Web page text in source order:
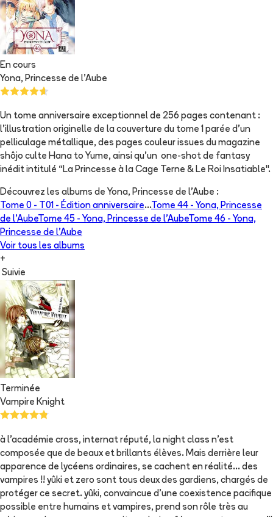
En cours
Yona, Princesse de l'Aube
Un tome anniversaire exceptionnel de 256 pages contenant :
l’illustration originelle de la couverture du tome 1 parée d’un
pelliculage métallique, des pages couleur issues du magazine
shôjo culte Hana to Yume, ainsi qu'un one-shot de fantasy
inédit intitulé “La Princesse à la Cage Terne & Le Roi Insatiable".
Découvrez les albums de Yona, Princesse de l'Aube :
Tome 0 - T01 - Édition anniversaire...Tome 44 - Yona, Princesse
de l'AubeTome 45 - Yona, Princesse de l'AubeTome 46 - Yona,
Princesse de l'Aube
Voir tous les albums
+
Suivie
Terminée
Vampire Knight
à l'académie cross, internat réputé, la night class n'est
composée que de beaux et brillants élèves. Mais derrière leur
apparence de lycéens ordinaires, se cachent en réalité... des
vampires !! yûki et zero sont tous deux des gardiens, chargés de
protéger ce secret. yûki, convaincue d'une coexistence pacifique
possible entre humains et vampires, prend son rôle très au